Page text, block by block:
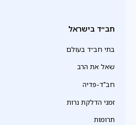
חב״ד בישראל
בתי חב״ד בעולם
שאל את הרב
חב"ד-פדיה
זמני הדלקת נרות
תרומות